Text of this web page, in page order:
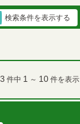
検索条件を表示する
件中 1 ～ 10 件を表示